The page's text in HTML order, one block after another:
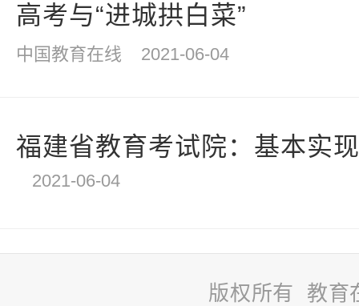
高考与“进城拱白菜”
中国教育在线 2021-06-04
福建省教育考试院：基本实
2021-06-04
版权所有 教育